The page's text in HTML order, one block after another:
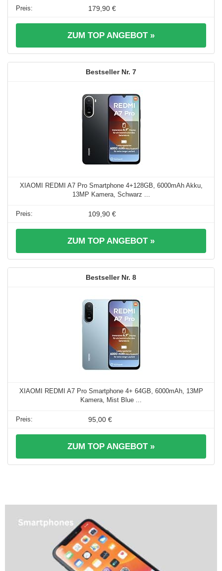
179,90 €
ZUM TOP ANGEBOT »
7
XIAOMI REDMI A7 Pro Smartphone 4+128GB, 6000mAh Akku,
13MP Kamera, Schwarz ...
109,90 €
ZUM TOP ANGEBOT »
8
XIAOMI REDMI A7 Pro Smartphone 4+ 64GB, 6000mAh, 13MP
Kamera, Mist Blue ...
95,00 €
ZUM TOP ANGEBOT »